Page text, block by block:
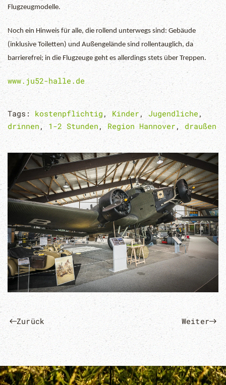
Flugzeugmodelle.
Noch ein Hinweis für alle, die rollend unterwegs sind: Gebäude
(inklusive Toiletten) und Außengelände sind rollentauglich, da
barrierefrei; in die Flugzeuge geht es allerdings stets über Treppen.
www.ju52-halle.de
Tags:kostenpflichtig , Kinder , Jugendliche ,
drinnen , 1-2 Stunden , Region Hannover , draußen
Zurück Weiter